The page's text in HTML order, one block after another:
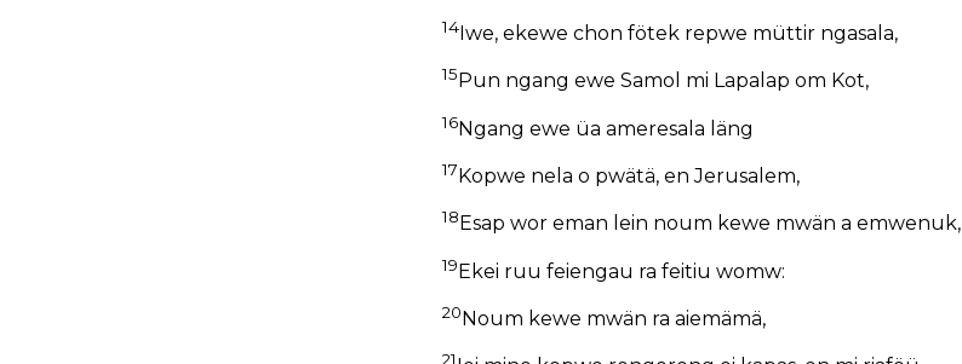
14 Iwe, ekewe chon fötek repwe müttir ngasala,
15 Pun ngang ewe Samol mi Lapalap om Kot,
16Ngang ewe üa ameresala läng
17 Kopwe nela o pwätä, en Jerusalem,
18 Esap wor eman lein noum kewe mwän a emwenuk,
19Ekei ruu feiengau ra feitiu womw:
20 Noum kewe mwän ra aiemämä,
21